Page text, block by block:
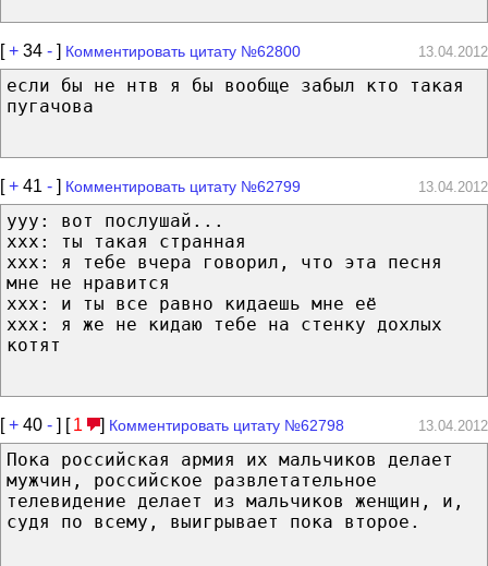
[+ 34 - ] Комментировать цитату №62800 13.04.2012
если бы не нтв я бы вообще забыл кто такая
пугачова
[+ 41 - ] Комментировать цитату №62799 13.04.2012
yyy: вот послушай...
xxx: ты такая странная
xxx: я тебе вчера говорил, что эта песня
мне не нравится
xxx: и ты все равно кидаешь мне её
xxx: я же не кидаю тебе на стенку дохлых
котят
[+ 40 - ] [ 1 ] Комментировать цитату №62798 13.04.2012
Пока российская армия их мальчиков делает
мужчин, российское развлетательное
телевидение делает из мальчиков женщин, и,
судя по всему, выигрывает пока второе.